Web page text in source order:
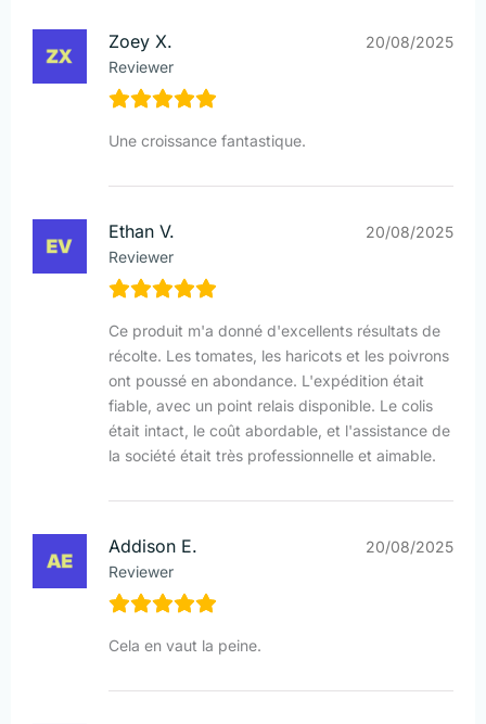
Zoey X.
Reviewer
20/08/2025
Une croissance fantastique.
Ethan V.
Reviewer
20/08/2025
Ce produit m'a donné d'excellents résultats de
récolte. Les tomates, les haricots et les poivrons
ont poussé en abondance. L'expédition était
fiable, avec un point relais disponible. Le colis
était intact, le coût abordable, et l'assistance de
la société était très professionnelle et aimable.
Addison E.
Reviewer
20/08/2025
Cela en vaut la peine.